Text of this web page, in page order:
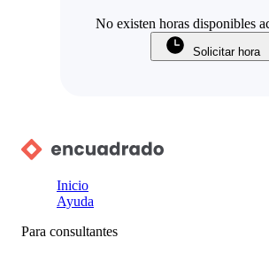
No existen horas disponibles
Solicitar hora
Inicio
Ayuda
Para consultantes